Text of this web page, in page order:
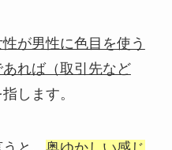
が男性に色目を使う
れば（取引先など
指します。